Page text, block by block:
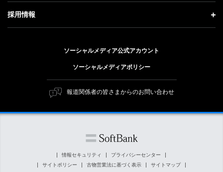
ガバナンス
人材戦略
経営方針
個人投資家の皆さまへ
株式と社債について
サステナビリティ トップ
トップメッセージ
ESG方針・体制
マテリアリティ（重要課題）
ESGの主な取り組み
外部評価・イニシアチブ
採用情報
障がい者採用
ソフトバンク クルー採用
ソーシャルメディア公式アカウント
ソーシャルメディアポリシー
報道関係者の皆さまからのお問い合わせ
情報セキュリティ
プライバシーセンター
サイトポリシー
古物営業法に基づく表示 サイトマップ